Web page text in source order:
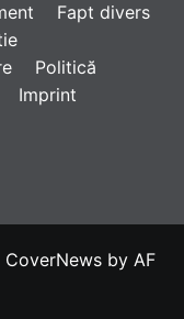
Fapt divers
Politică
Imprint
CoverNewsby AF